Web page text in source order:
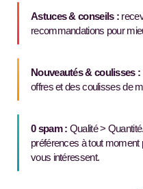
Astuces & conseils :
recommandations pour
Nouveautés & coulisses :
offres et des coulisses de
0 spam : Qualité >
préférences à tout moment
vous intéressent.